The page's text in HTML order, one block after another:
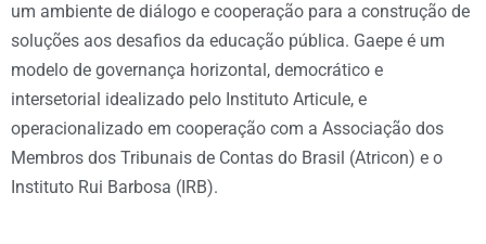
um ambiente de diálogo e cooperação para a construção de
soluções aos desafios da educação pública. Gaepe é um
modelo de governança horizontal, democrático e
intersetorial idealizado pelo Instituto Articule, e
operacionalizado em cooperação com a Associação dos
Membros dos Tribunais de Contas do Brasil (Atricon) e o
Instituto Rui Barbosa (IRB).